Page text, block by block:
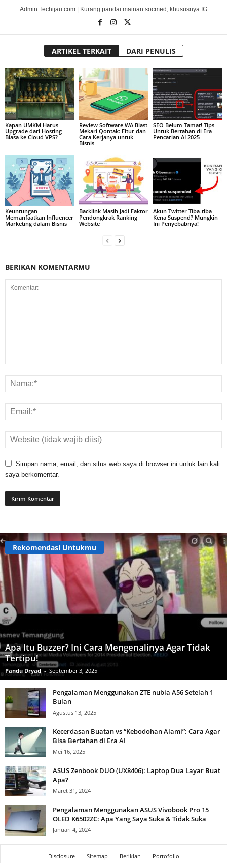
Admin Techijau.com | Kurang pandai mainan socmed, khususnya IG
ARTIKEL TERKAIT DARI PENULIS
Kapan UMKM Harus
Upgrade dari Hosting
Biasa ke Cloud VPS?
Review Software WA Blast
Mekari Qontak: Fitur dan
Cara Kerjanya untuk
Bisnis
SEO Belum Tamat! Tips
Untuk Bertahan di Era
Pencarian AI 2025
Keuntungan
Memanfaatkan Influencer
Marketing dalam Bisnis
Backlink Masih Jadi Faktor
Pendongkrak Ranking
Website
Akun Twitter Tiba-tiba
Kena Suspend? Mungkin
Ini Penyebabnya!
BERIKAN KOMENTARMU
Simpan nama, email, dan situs web saya di browser ini untuk lain kali
saya berkomentar.
Rekomendasi Untukmu
Apa Itu Buzzer? Ini Cara Mengenalinya Agar Tidak
Tertipu!
Pandu Dryad - September 3, 2025
Pengalaman Menggunakan ZTE nubia A56 Setelah 1
Bulan
Agustus 13, 2025
Kecerdasan Buatan vs “Kebodohan Alami”: Cara Agar
Bisa Bertahan di Era AI
Mei 16, 2025
ASUS Zenbook DUO (UX8406): Laptop Dua Layar Buat
Apa?
Maret 31, 2024
Pengalaman Menggunakan ASUS Vivobook Pro 15
OLED K6502ZC: Apa Yang Saya Suka & Tidak Suka
Januari 4, 2024
Disclosure Sitemap Beriklan Portofolio